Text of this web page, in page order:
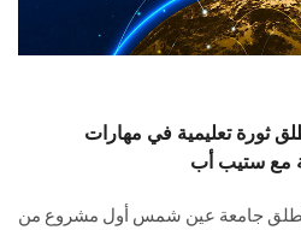
ثورة تعليمية في مهارات
تُطلق جامعة عين شمس أول مشروع من